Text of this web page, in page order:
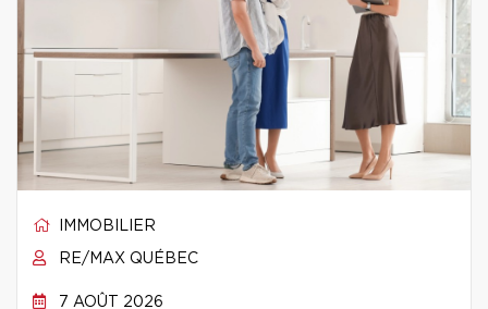
IMMOBILIER
RE/MAX QUÉBEC
7 AOÛT 2026